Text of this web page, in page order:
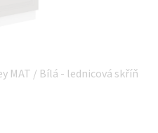
MAT / Bílá - lednicová skříň